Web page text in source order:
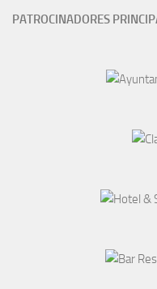
PATROCINADORES